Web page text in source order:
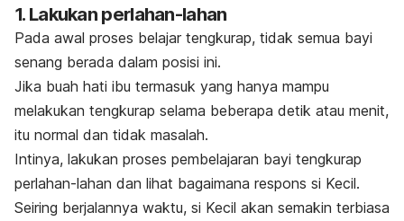
1. Lakukan perlahan-lahan
Pada awal proses belajar tengkurap, tidak semua bayi
senang berada dalam posisi ini.
Jika buah hati ibu termasuk yang hanya mampu
melakukan tengkurap selama beberapa detik atau menit,
itu normal dan tidak masalah.
Intinya, lakukan proses pembelajaran bayi tengkurap
perlahan-lahan dan lihat bagaimana respons si Kecil.
Seiring berjalannya waktu, si Kecil akan semakin terbiasa